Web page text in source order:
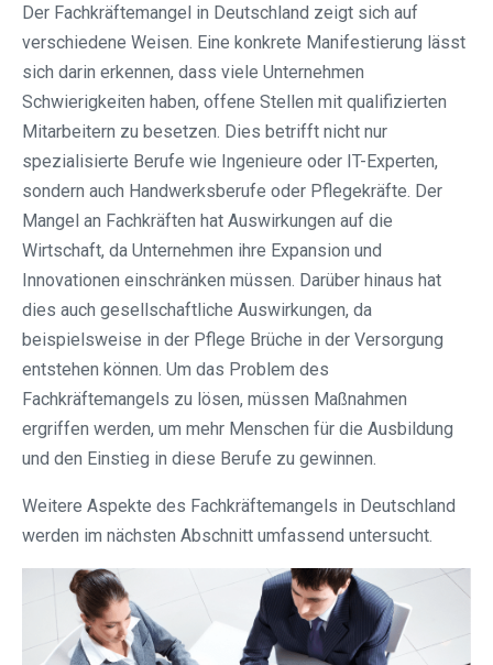
Der Fachkräftemangel in Deutschland zeigt sich auf
verschiedene Weisen. Eine konkrete Manifestierung lässt
sich darin erkennen, dass viele Unternehmen
Schwierigkeiten haben, offene Stellen mit qualifizierten
Mitarbeitern zu besetzen. Dies betrifft nicht nur
spezialisierte Berufe wie Ingenieure oder IT-Experten,
sondern auch Handwerksberufe oder Pflegekräfte. Der
Mangel an Fachkräften hat Auswirkungen auf die
Wirtschaft, da Unternehmen ihre Expansion und
Innovationen einschränken müssen. Darüber hinaus hat
dies auch gesellschaftliche Auswirkungen, da
beispielsweise in der Pflege Brüche in der Versorgung
entstehen können. Um das Problem des
Fachkräftemangels zu lösen, müssen Maßnahmen
ergriffen werden, um mehr Menschen für die Ausbildung
und den Einstieg in diese Berufe zu gewinnen.
Weitere Aspekte des Fachkräftemangels in Deutschland
werden im nächsten Abschnitt umfassend untersucht.